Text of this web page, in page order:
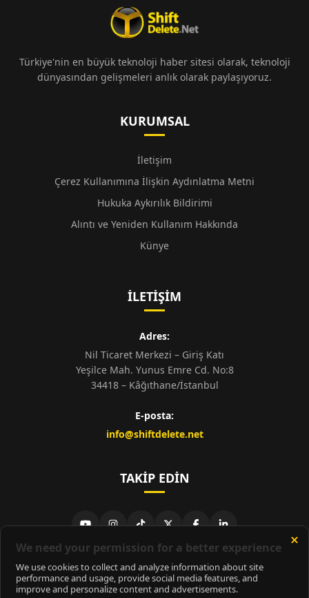
Türkiye'nin en büyük teknoloji haber sitesi olarak, teknoloji
dünyasından gelişmeleri anlık olarak paylaşıyoruz.
KURUMSAL
İletişim
Çerez Kullanımına İlişkin Aydınlatma Metni
Hukuka Aykırılık Bildirimi
Alıntı ve Yeniden Kullanım Hakkında
Künye
İLETIŞIM
Adres:
Nil Ticaret Merkezi – Giriş Katı
Yeşilce Mah. Yunus Emre Cd. No:8
34418 – Kâğıthane/İstanbul
E-posta:
info@shiftdelete.net
TAKIP EDIN